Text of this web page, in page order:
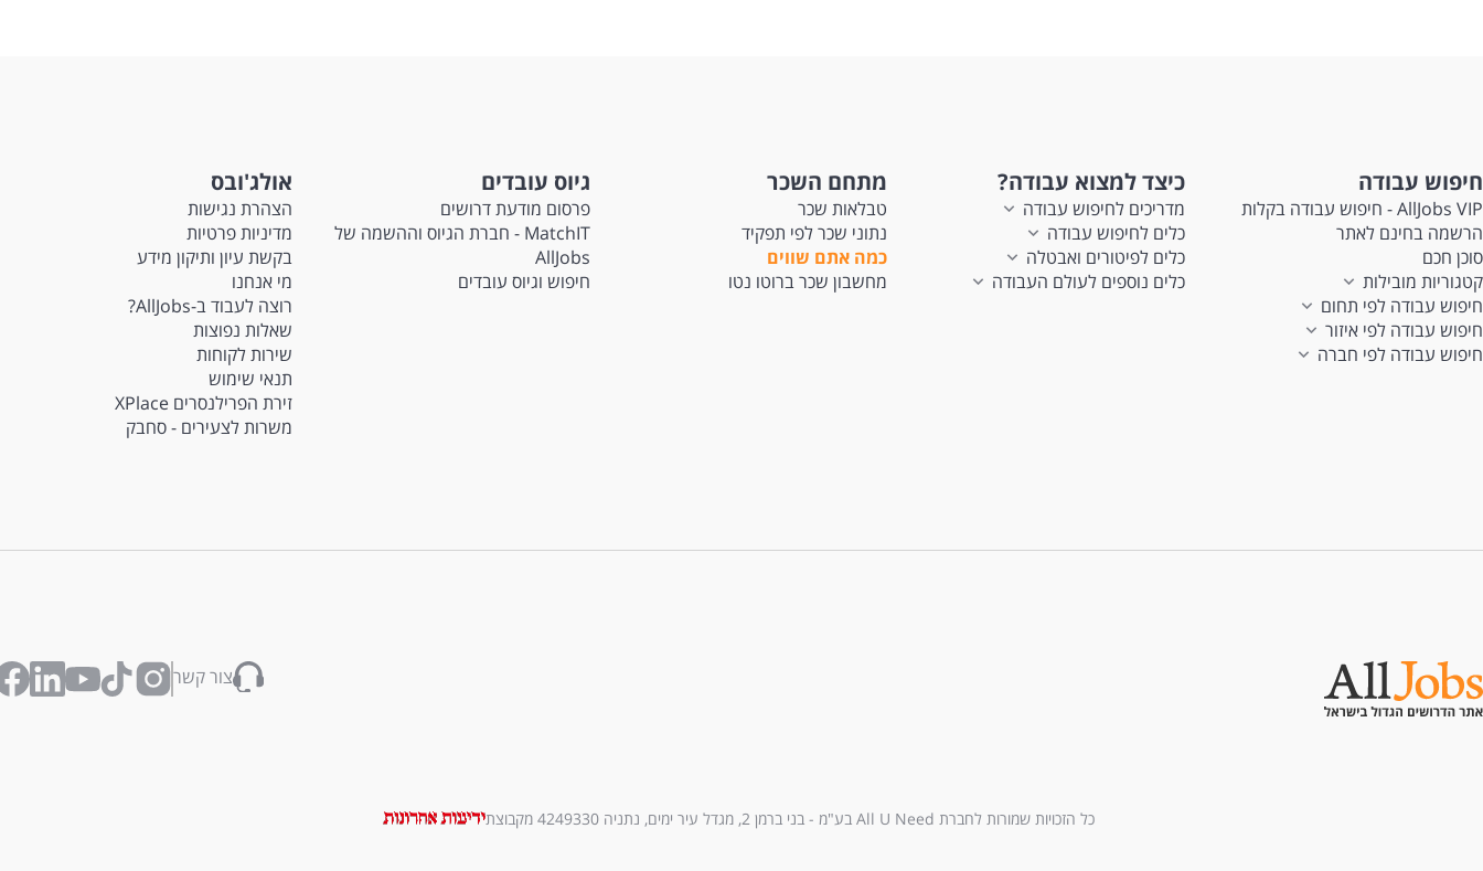
חיפוש עבודה
AllJobs VIP - חיפוש עבודה בקלות
הרשמה בחינם לאתר
סוכן חכם
קטגוריות מובילות
חיפוש עבודה לפי תחום
חיפוש עבודה לפי איזור
חיפוש עבודה לפי חברה
כיצד למצוא עבודה?
מדריכים לחיפוש עבודה
כלים לחיפוש עבודה
כלים לפיטורים ואבטלה
כלים נוספים לעולם העבודה
מתחם השכר
טבלאות שכר
נתוני שכר לפי תפקיד
כמה אתם שווים
מחשבון שכר ברוטו נטו
גיוס עובדים
פרסום מודעת דרושים
MatchIT - חברת הגיוס וההשמה של
AllJobs
חיפוש וגיוס עובדים
אולג'ובס
הצהרת נגישות
מדיניות פרטיות
בקשת עיון ותיקון מידע
מי אנחנו
רוצה לעבוד ב-AllJobs?
שאלות נפוצות
שירות לקוחות
תנאי שימוש
זירת הפרילנסרים XPlace
משרות לצעירים - סחבק
צור קשר
כל הזכויות שמורות לחברת All U Need בע"מ - בני ברמן 2, מגדל עיר ימים, נתניה 4249330 מקבוצת